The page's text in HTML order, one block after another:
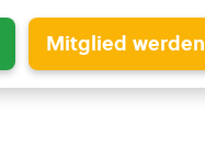
Mitglied werden